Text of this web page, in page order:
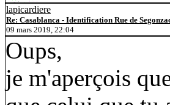
lapicardiere
Re: Casablanca - Identification Rue de
09 mars 2019, 22:04
Oups,
je m'aperçois